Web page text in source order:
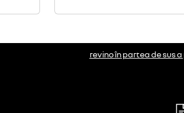
revino în partea de sus